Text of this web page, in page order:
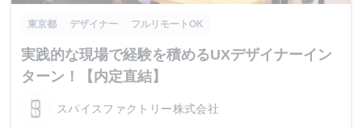
東京都 デザイナー フルリモートOK
実践的な現場で経験を積めるUXデザイナーイン
ターン！【内定直結】
スパイスファクトリー株式会社